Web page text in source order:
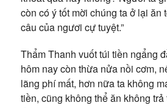
còn có ý tốt mời chúng ta ở lại ăn
câu của ngươi cự tuyệt.”
Thẩm Thanh vuốt túi tiền ngẩng
hôm nay còn thừa nửa nồi cơm,
lãng phí mất, hơn nữa ta không
tiền, cũng không thể ăn không